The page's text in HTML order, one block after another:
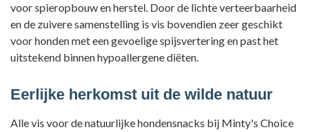
voor spieropbouw en herstel. Door de lichte verteerbaarheid
en de zuivere samenstelling is vis bovendien zeer geschikt
voor honden met een gevoelige spijsvertering en past het
uitstekend binnen hypoallergene diëten.
Eerlijke herkomst uit de wilde natuur
Alle vis voor de natuurlijke hondensnacks bij Minty's Choice